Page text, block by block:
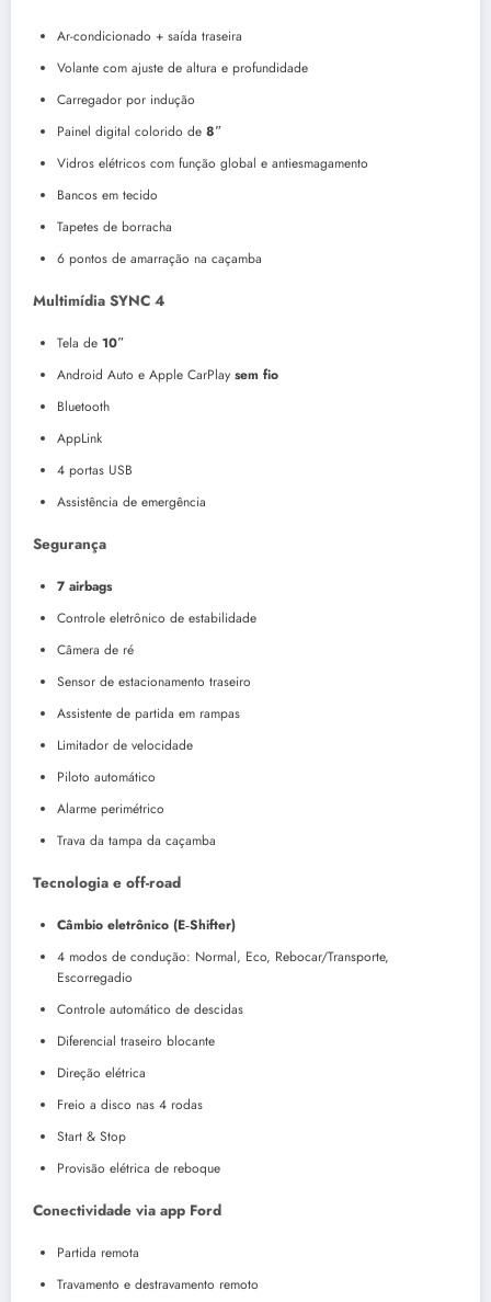
Ar-condicionado + saída traseira
Volante com ajuste de altura e profundidade
Carregador por indução
Painel digital colorido de 8″
Vidros elétricos com função global e antiesmagamento
Bancos em tecido
Tapetes de borracha
6 pontos de amarração na caçamba
Multimídia SYNC 4
Tela de 10″
Android Auto e Apple CarPlay sem fio
Bluetooth
AppLink
4 portas USB
Assistência de emergência
Segurança
7 airbags
Controle eletrônico de estabilidade
Câmera de ré
Sensor de estacionamento traseiro
Assistente de partida em rampas
Limitador de velocidade
Piloto automático
Alarme perimétrico
Trava da tampa da caçamba
Tecnologia e off-road
Câmbio eletrônico (E‑Shifter)
4 modos de condução: Normal, Eco, Rebocar/Transporte,
Escorregadio
Controle automático de descidas
Diferencial traseiro blocante
Direção elétrica
Freio a disco nas 4 rodas
Start & Stop
Provisão elétrica de reboque
Conectividade via app Ford
Partida remota
Travamento e destravamento remoto